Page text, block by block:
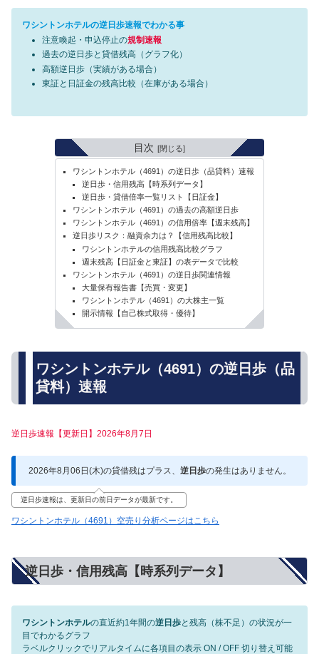
ワシントンホテルの逆日歩速報でわかる事
注意喚起・申込停止の規制速報
過去の逆日歩と貸借残高（グラフ化）
高額逆日歩（実績がある場合）
東証と日証金の残高比較（在庫がある場合）
目次
ワシントンホテル（4691）の逆日歩（品貸料）速報
逆日歩・信用残高【時系列データ】
逆日歩・貸借倍率一覧リスト【日証金】
ワシントンホテル（4691）の過去の高額逆日歩
ワシントンホテル（4691）の信用倍率【週末残高】
逆日歩リスク：融資余力は？【信用残高比較】
ワシントンホテルの信用残高比較グラフ
週末残高【日証金と東証】の表データで比較
ワシントンホテル（4691）の逆日歩関連情報
大量保有報告書【売買・変更】
ワシントンホテル（4691）の大株主一覧
開示情報【自己株式取得・優待】
ワシントンホテル（4691）の逆日歩（品
貸料）速報
逆日歩速報【更新日】2026年8月7日
2026年8月06日(木)の貸借残はプラス、 逆日歩の発生はありません。
逆日歩速報は、更新日の前日データが最新です。
ワシントンホテル（4691）空売り分析ページはこちら
逆日歩・信用残高【時系列データ】
ワシントンホテルの直近約1年間の逆日歩と残高（株不足）の状況が一
目でわかるグラフ
ラベルクリックでリアルタイムに各項目の表示 ON / OFF 切り替え可能